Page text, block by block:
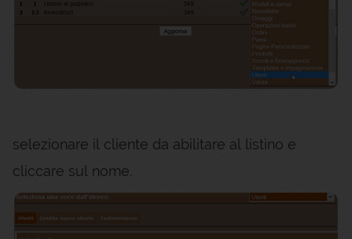
selezionare il cliente da abilitare al listino e
cliccare sul nome.